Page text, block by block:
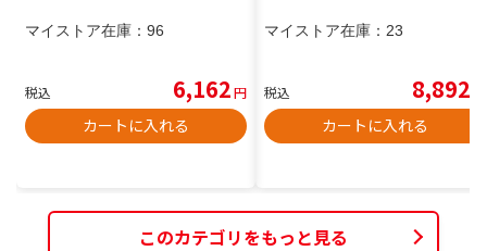
マイストア在庫： 96
税込 6,162円
カートに入れる
マイストア在庫： 23
税込 8,892
カートに入れる
このカテゴリをもっと見る